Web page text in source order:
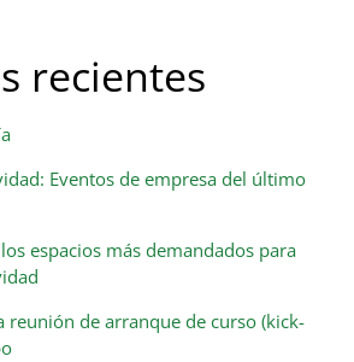
recientes
Eventos de empresa del último
los espacios más demandados para
reunión de arranque de curso (kick-